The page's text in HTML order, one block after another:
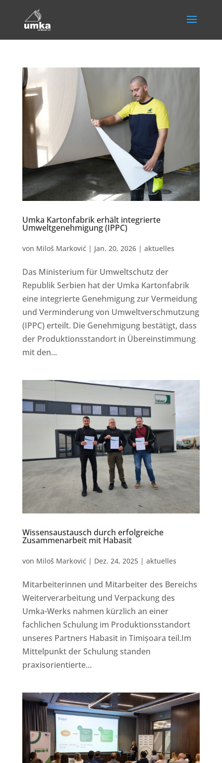
Umka Kartonfabrik erhält integrierte
Umweltgenehmigung (IPPC)
von Miloš Marković| Jan. 20, 2026| aktuelles
Das Ministerium für Umweltschutz der
Republik Serbien hat der Umka Kartonfabrik
eine integrierte Genehmigung zur Vermeidung
und Verminderung von Umweltverschmutzung
(IPPC) erteilt. Die Genehmigung bestätigt, dass
der Produktionsstandort in Übereinstimmung
mit den...
Wissensaustausch durch erfolgreiche
Zusammenarbeit mit Habasit
von Miloš Marković| Dez. 24, 2025| aktuelles
Mitarbeiterinnen und Mitarbeiter des Bereichs
Weiterverarbeitung und Verpackung des
Umka-Werks nahmen kürzlich an einer
fachlichen Schulung im Produktionsstandort
unseres Partners Habasit in Timișoara teil.Im
Mittelpunkt der Schulung standen
praxisorientierte...